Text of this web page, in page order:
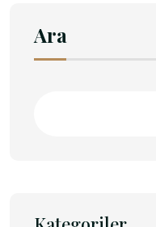
Ara